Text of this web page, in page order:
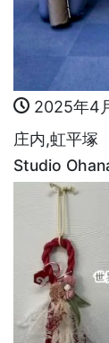
2025年4
庄内,虹平塚
Studio